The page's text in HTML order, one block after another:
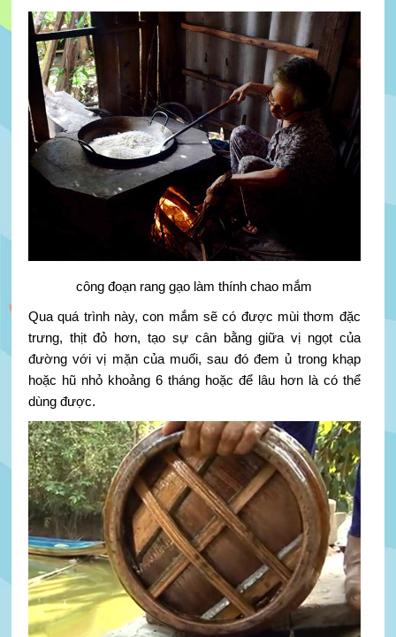
công đoạn rang gạo làm thính chao mắm
Qua quá trình này, con mắm sẽ có được mùi thơm đặc
trưng, thịt đỏ hơn, tạo sự cân bằng giữa vị ngọt của
đường với vị mặn của muối, sau đó đem ủ trong khạp
hoặc hũ nhỏ khoảng 6 tháng hoặc để lâu hơn là có thể
dùng được.